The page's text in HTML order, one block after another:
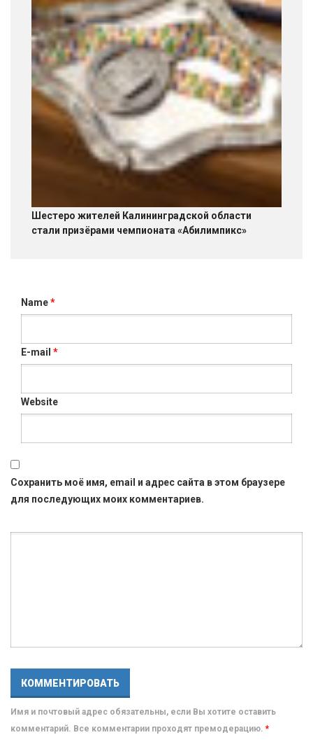
Шестеро жителей Калининградской области
стали призёрами чемпионата «Абилимпикс»
Name*
E-mail *
Website
Сохранить моё имя, email и адрес сайта в этом браузере
для последующих моих комментариев.
Имя и почтовый адрес обязательны, если Вы хотите оставить
комментарий. Все комментарии проходят премодерацию. *